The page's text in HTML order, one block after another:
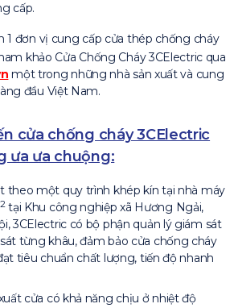
cấp.
1 đơn vị cung cấp cửa thép chống cháy
khảo Cửa Chống Cháy 3CElectric qua
một trong những nhà sản xuất và cung
đầu Việt Nam.
cửa chống cháy 3CElectric
ưa ưa chuộng:
theo một quy trình khép kín tại nhà máy
2tại Khu công nghiệp xã Hương Ngải,
3CElectric có bộ phận quản lý giám sát
từng khâu, đảm bảo cửa chống cháy
tiêu chuẩn chất lượng, tiến độ nhanh
cửa có khả năng chịu ở nhiệt độ